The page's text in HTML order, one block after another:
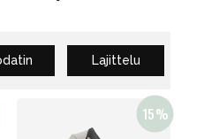
Lajittelu
vauva
pelit
Isä